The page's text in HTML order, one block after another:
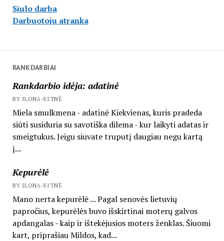
Siulo darba
Darbuotoju atranka
RANKDARBIAI
Rankdarbio idėja: adatinė
BY ILONA-EITNĖ
Miela smulkmena - adatinė Kiekvienas, kuris pradeda
siūti susiduria su savotiška dilema - kur laikyti adatas ir
smeigtukus. Jeigu siuvate truputį daugiau negu kartą
į...
Kepurėlė
BY ILONA-EITNĖ
Mano nerta kepurėlė ... Pagal senovės lietuvių
papročius, kepurėlės buvo išskirtinai moterų galvos
apdangalas - kaip ir ištekėjusios moters ženklas. Šiuomi
kart, priprašiau Mildos, kad...